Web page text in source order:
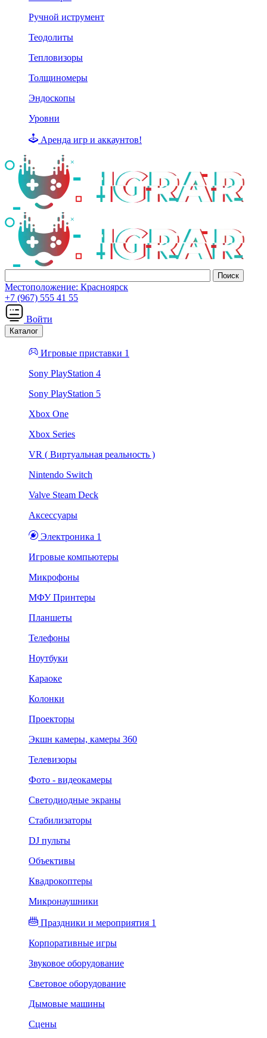
Ручной иструмент
Теодолиты
Тепловизоры
Толщиномеры
Эндоскопы
Уровни
Аренда игр и аккаунтов!
Местоположение: Красноярск
+7 (967) 555 41 55
Войти
Каталог
Игровые приставки 1
Sony PlayStation 4
Sony PlayStation 5
Xbox One
Xbox Series
VR ( Виртуальная реальность )
Nintendo Switch
Valve Steam Deck
Аксессуары
Электроника 1
Игровые компьютеры
Микрофоны
МФУ Принтеры
Планшеты
Телефоны
Ноутбуки
Караоке
Колонки
Проекторы
Экшн камеры, камеры 360
Телевизоры
Фото - видеокамеры
Светодиодные экраны
Стабилизаторы
DJ пульты
Объективы
Квадрокоптеры
Микронаушники
Праздники и мероприятия 1
Корпоративные игры
Звуковое оборудование
Световое оборудование
Дымовые машины
Сцены